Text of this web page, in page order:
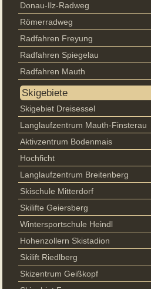
Donau-Ilz-Radweg
Römerradweg
Radfahren Freyung
Radfahren Spiegelau
Radfahren Mauth
Skigebiete
Skigebiet Dreisessel
Langlaufzentrum Mauth-Finsterau
Aktivzentrum Bodenmais
Hochficht
Langlaufzentrum Breitenberg
Skischule Mitterdorf
Skilifte Geiersberg
Wintersportschule Heindl
Hohenzollern Skistadion
Skilift Riedlberg
Skizentrum Geißkopf